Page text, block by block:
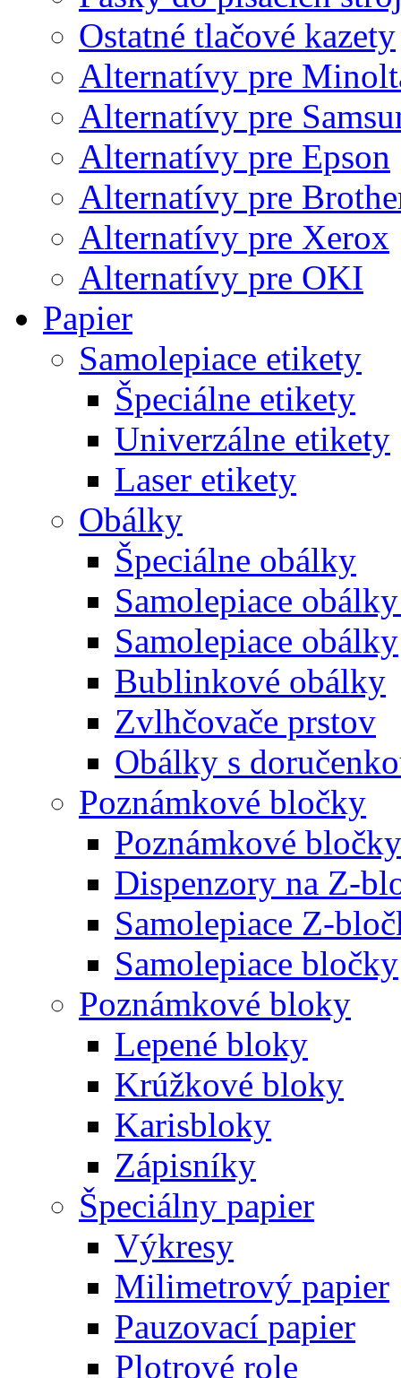
Ostatné tlačové kazety
Alternatívy pre
Alternatívy pre
Alternatívy pre Epson
Alternatívy pre
Alternatívy pre Xerox
Alternatívy pre OKI
Papier
Samolepiace etikety
Špeciálne etikety
Univerzálne etikety
Laser etikety
Obálky
Špeciálne obálky
Samolepiace
Samolepiace obálky
Bublinkové obálky
Zvlhčovače prstov
Obálky s
Poznámkové bločky
Poznámkové
Dispenzory na Z-
Samolepiace Z-
Samolepiace bločky
Poznámkové bloky
Lepené bloky
Krúžkové bloky
Karisbloky
Zápisníky
Špeciálny papier
Výkresy
Milimetrový papier
Pauzovací papier
Plotrové role